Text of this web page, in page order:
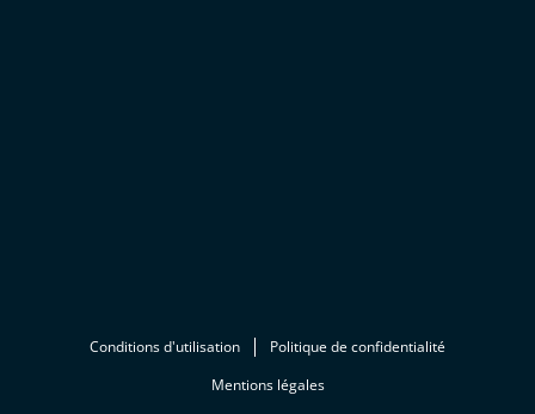
Conditions d'utilisation
Politique de confidentialité
Mentions légales